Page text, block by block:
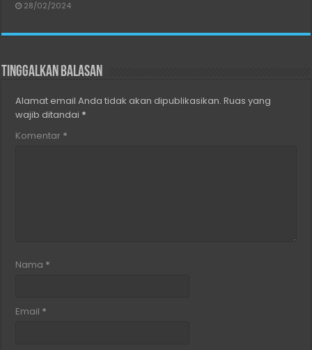
28/02/2024
Tinggalkan Balasan
Alamat email Anda tidak akan dipublikasikan. Ruas yang
wajib ditandai *
Komentar *
Nama *
Email *